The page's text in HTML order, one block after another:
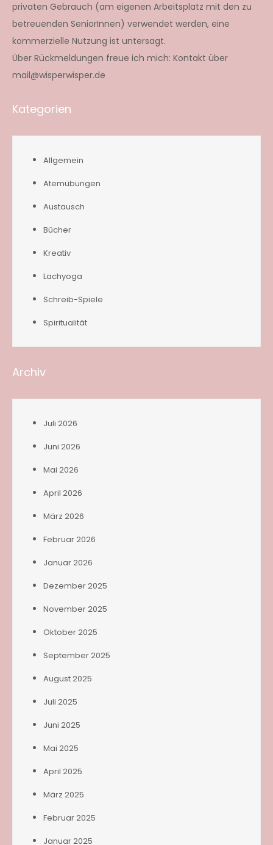
privaten Gebrauch (am eigenen Arbeitsplatz mit den zu
betreuenden SeniorInnen) verwendet werden, eine
kommerzielle Nutzung ist untersagt.
Über Rückmeldungen freue ich mich: Kontakt über
mail@wisperwisper.de
Kategorien
Allgemein
Atemübungen
Austausch
Bücher
Kreativ
Lachyoga
Schreib-Spiele
Spiritualität
Archiv
Juli 2026
Juni 2026
Mai 2026
April 2026
März 2026
Februar 2026
Januar 2026
Dezember 2025
November 2025
Oktober 2025
September 2025
August 2025
Juli 2025
Juni 2025
Mai 2025
April 2025
März 2025
Februar 2025
Januar 2025